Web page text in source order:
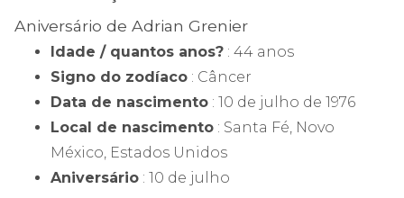
Aniversário de Adrian Grenier
Idade / quantos anos? : 44 anos
Signo do zodíaco : Câncer
Data de nascimento : 10 de julho de 1976
Local de nascimento : Santa Fé, Novo
México, Estados Unidos
Aniversário : 10 de julho